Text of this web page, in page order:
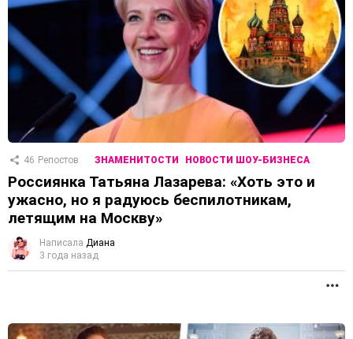
46 Репостов ЗНАМЕНИТОСТИ НОВОСТИ ШОУ-БИЗНЕСА
Россиянка Татьяна Лазарева: «Хоть это и
ужасно, но я радуюсь беспилотникам,
летящим на Москву»
Написала Диана
3 года назад